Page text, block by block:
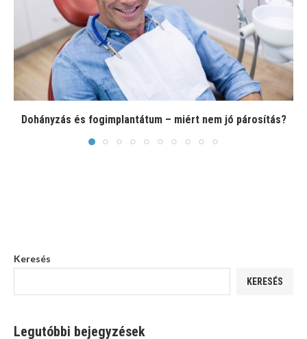
Dohányzás és fogimplantátum – miért nem jó párosítás?
Keresés
KERESÉS
Legutóbbi bejegyzések